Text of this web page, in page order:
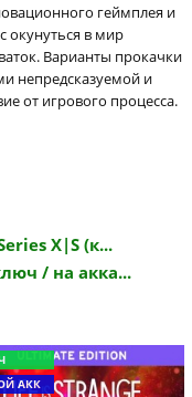
геймплея и
окунуться в мир
Варианты прокачки
непредсказуемой и
от игрового процесса.
X|S (к...
/ на акка...
АКК